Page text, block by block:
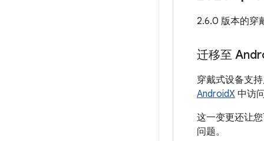
2.6.0 版本的穿
迁移至
穿戴式设备支
AndroidX 中访
这一变更还让
问题。